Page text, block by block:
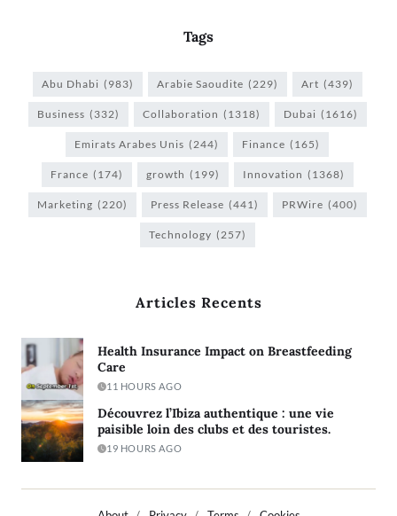
Tags
Abu Dhabi (983) Arabie Saoudite (229) Art (439)
Business (332) Collaboration (1318) Dubai (1616)
Emirats Arabes Unis (244) Finance (165)
France (174) growth (199) Innovation (1368)
Marketing (220) Press Release (441) PRWire (400)
Technology (257)
Articles Recents
Health Insurance Impact on Breastfeeding
Care
11 HOURS AGO
Découvrez l’Ibiza authentique : une vie
paisible loin des clubs et des touristes.
19 HOURS AGO